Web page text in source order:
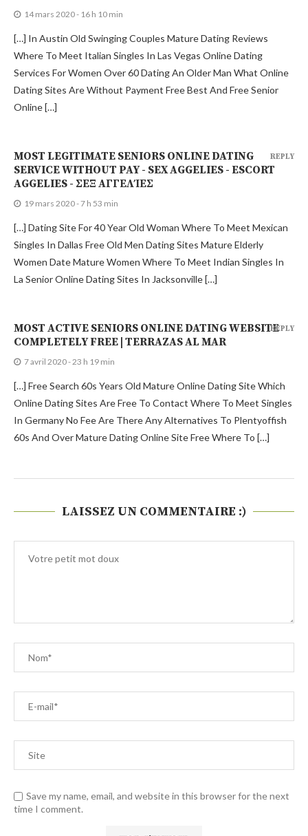
14 mars 2020 - 16 h 10 min
[…] In Austin Old Swinging Couples Mature Dating Reviews
Where To Meet Italian Singles In Las Vegas Online Dating
Services For Women Over 60 Dating An Older Man What Online
Dating Sites Are Without Payment Free Best And Free Senior
Online […]
MOST LEGITIMATE SENIORS ONLINE DATING
SERVICE WITHOUT PAY - SEX AGGELIES - ESCORT
AGGELIES - ΣΕΞ ΑΓΓΕΛΊΕΣ
19 mars 2020 - 7 h 53 min
[…] Dating Site For 40 Year Old Woman Where To Meet Mexican
Singles In Dallas Free Old Men Dating Sites Mature Elderly
Women Date Mature Women Where To Meet Indian Singles In
La Senior Online Dating Sites In Jacksonville […]
REPLY
MOST ACTIVE SENIORS ONLINE DATING WEBSITE
COMPLETELY FREE | TERRAZAS AL MAR
7 avril 2020 - 23 h 19 min
[…] Free Search 60s Years Old Mature Online Dating Site Which
Online Dating Sites Are Free To Contact Where To Meet Singles
In Germany No Fee Are There Any Alternatives To Plentyoffish
60s And Over Mature Dating Online Site Free Where To […]
REPLY
LAISSEZ UN COMMENTAIRE :)
Save my name, email, and website in this browser for the next
time I comment.